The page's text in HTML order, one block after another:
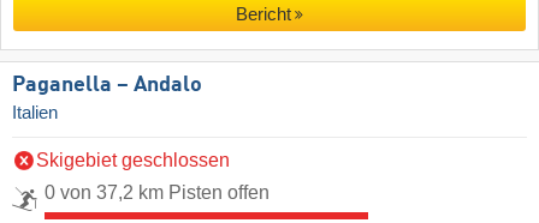
Bericht
Paganella – Andalo
Italien
Skigebiet geschlossen
0 von 37,2 km Pisten offen